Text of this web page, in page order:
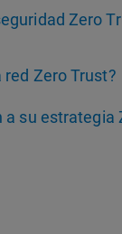
Zero
red Zero Trust?
a su estrategia